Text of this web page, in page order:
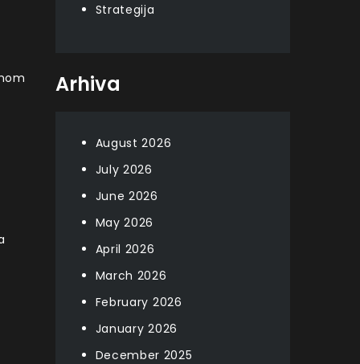
Strategija
Arhiva
August 2026
July 2026
June 2026
May 2026
April 2026
March 2026
February 2026
January 2026
December 2025